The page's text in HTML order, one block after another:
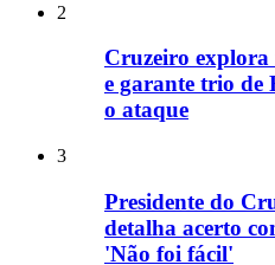
2
Cruzeiro explora
e garante trio de
o ataque
3
Presidente do
detalha acerto
'Não foi fácil'